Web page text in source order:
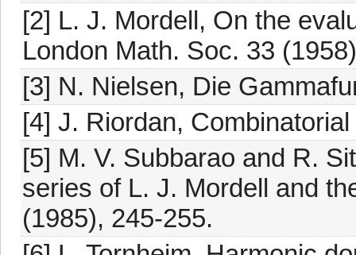
[2] L. J. Mordell, On the
London Math. Soc. 33
[3] N. Nielsen, Die
[4] J. Riordan,
[5] M. V. Subbarao and R.
series of L. J. Mordell and
(1985), 245-255.